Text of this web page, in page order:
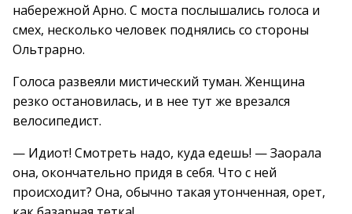
набережной Арно. С моста послышались голоса и
смех, несколько человек поднялись со стороны
Ольтрарно.
Голоса развеяли мистический туман. Женщина
резко остановилась, и в нее тут же врезался
велосипедист.
— Идиот! Смотреть надо, куда едешь! — Заорала
она, окончательно придя в себя. Что с ней
происходит? Она, обычно такая утонченная, орет,